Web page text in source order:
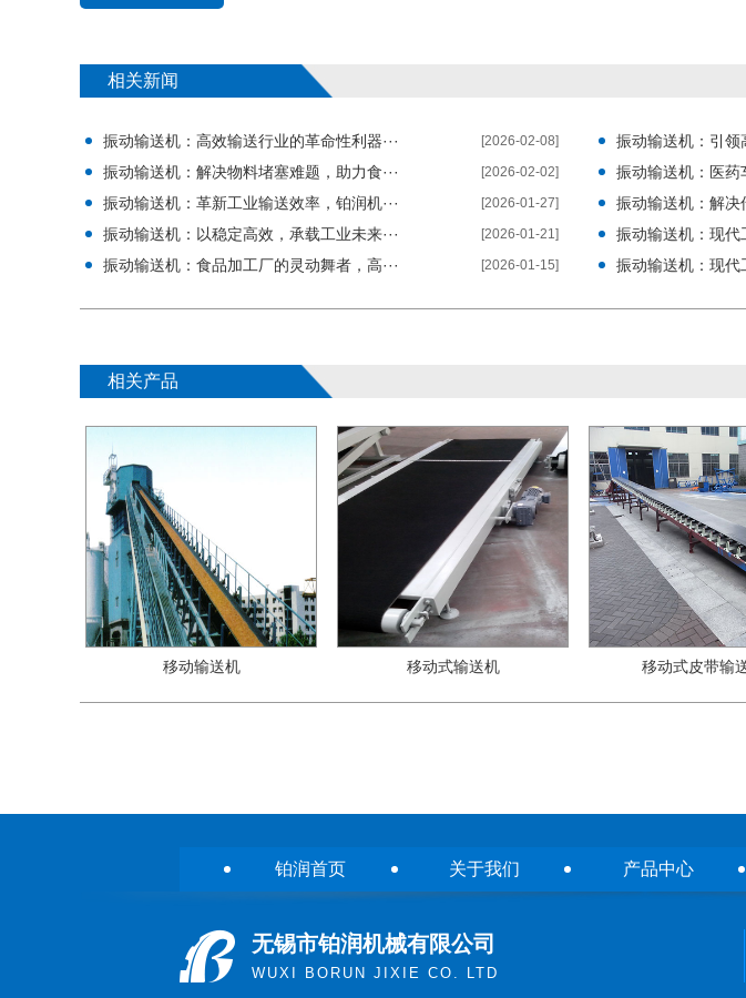
相关新闻
振动输送机：高效输送行业的革命性利器··· [2026-02-08] 振动输送机：引领
振动输送机：解决物料堵塞难题，助力食··· [2026-02-02] 振动输送机：医药
振动输送机：革新工业输送效率，铂润机··· [2026-01-27] 振动输送机：解决
振动输送机：以稳定高效，承载工业未来··· [2026-01-21] 振动输送机：现代
振动输送机：食品加工厂的灵动舞者，高··· [2026-01-15] 振动输送机：现代
相关产品
移动输送机 移动式输送机 移动式皮带输
铂润首页 关于我们 产品中心
无锡市铂润机械有限公司
WUXI BORUN JIXIE CO. LTD